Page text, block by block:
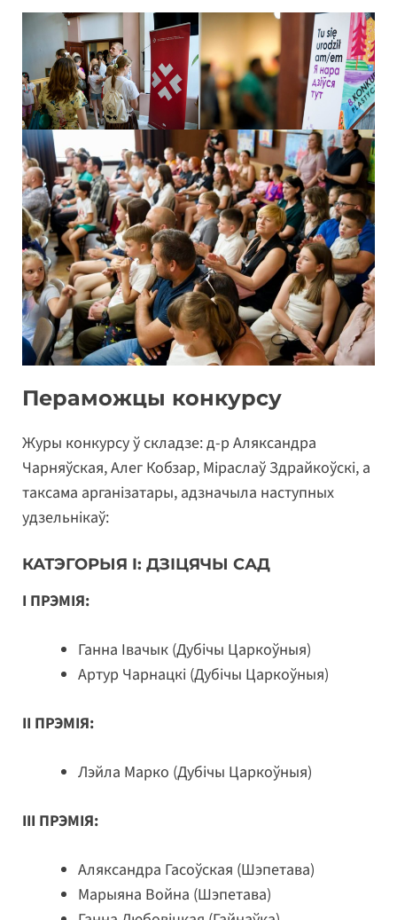
Пераможцы конкурсу
Журы конкурсу ў складзе: д-р Аляксандра
Чарняўская, Алег Кобзар, Міраслаў Здрайкоўскі, а
таксама арганізатары, адзначыла наступных
удзельнікаў:
КАТЭГОРЫЯ I: ДЗІЦЯЧЫ САД
I ПРЭМІЯ:
Ганна Івачык (Дубічы Царкоўныя)
Артур Чарнацкі (Дубічы Царкоўныя)
II ПРЭМІЯ:
Лэйла Марко (Дубічы Царкоўныя)
III ПРЭМІЯ:
Аляксандра Гасоўская (Шэпетава)
Марыяна Война (Шэпетава)